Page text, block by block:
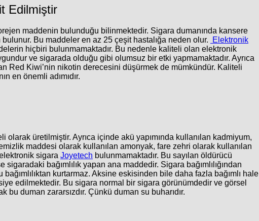
Edilmiştir
maddenin bulunduğu bilinmektedir. Sigara dumanında kansere
Bu maddeler en az 25 çeşit hastalığa neden olur.
Elektronik
hiçbiri bulunmamaktadır. Bu nedenle kaliteli olan elektronik
ve sigarada olduğu gibi olumsuz bir etki yapmamaktadır. Ayrıca
Red Kiwi’nin nikotin derecesini düşürmek de mümkündür. Kaliteli
en önemli adımıdır.
olarak üretilmiştir. Ayrıca içinde akü yapımında kullanılan kadmiyum,
maddesi olarak kullanılan amonyak, fare zehri olarak kullanılan
sigara Joyetech bulunmamaktadır. Bu sayılan öldürücü
bağımlılık yapan ana maddedir. Sigara bağımlılığından
kurtarmaz. Aksine eskisinden bile daha fazla bağımlı hale
edilmektedir. Bu sigara normal bir sigara görünümdedir ve görsel
duman zararsızdır. Çünkü duman su buharıdır.